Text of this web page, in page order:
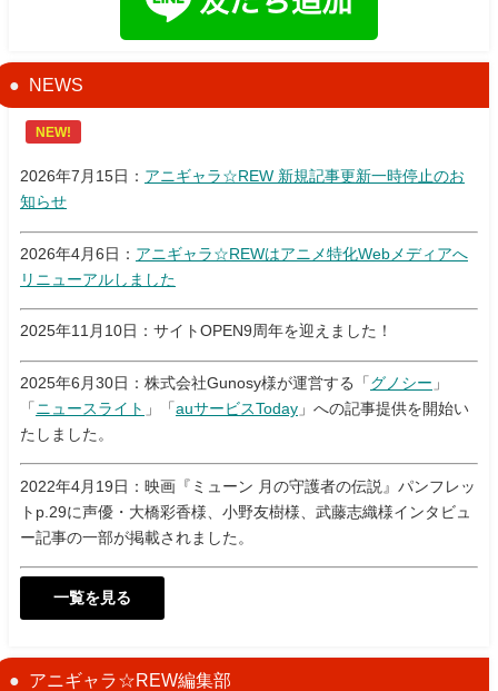
NEWS
NEW!
2026年7月15日： アニギャラ☆REW 新規記事更新一時停止のお
知らせ
2026年4月6日： アニギャラ☆REWはアニメ特化Webメディアへ
リニューアルしました
2025年11月10日：サイトOPEN9周年を迎えました！
2025年6月30日：株式会社Gunosy様が運営する「 グノシー 」
「 ニュースライト 」「 auサービスToday 」への記事提供を開始い
たしました。
2022年4月19日：映画『ミューン 月の守護者の伝説』パンフレッ
トp.29に声優・大橋彩香様、小野友樹様、武藤志織様インタビュ
ー記事の一部が掲載されました。
一覧を見る
アニギャラ☆REW編集部